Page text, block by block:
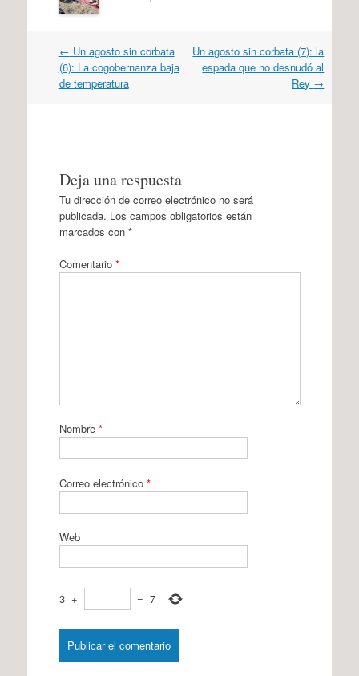
Navegación
por
artículos
← Un agosto sin corbata
(6): La cogobernanza baja
de temperatura
Un agosto sin corbata (7): la
espada que no desnudó al
Rey →
Deja una respuesta
Tu dirección de correo electrónico no será
publicada. Los campos obligatorios están
marcados con *
Comentario *
Nombre *
Correo electrónico *
Web
3 + = 7